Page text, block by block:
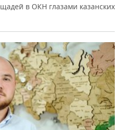
в ОКН глазами казанских